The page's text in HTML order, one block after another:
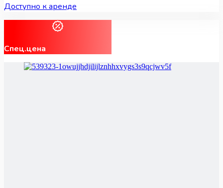
Доступно к аренде
Спец.цена